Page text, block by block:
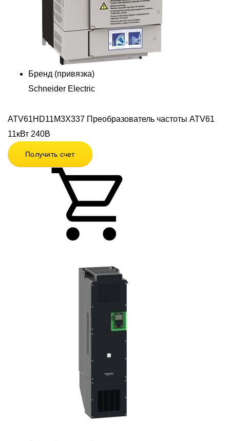
Бренд (привязка)
Schneider Electric
ATV61HD11M3X337 Преобразователь частоты ATV61
11кВт 240В
Получить счет